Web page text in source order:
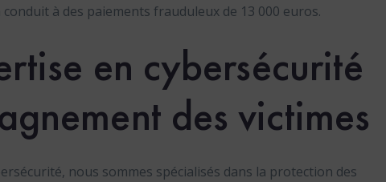
conduit à des paiements frauduleux de 13 000 euros.
en cybersécurité
des victimes
nous sommes spécialisés dans la protection des